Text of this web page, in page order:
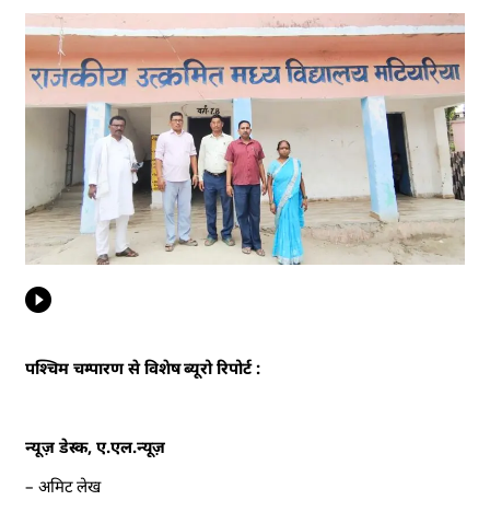
पश्चिम चम्पारण से विशेष ब्यूरो रिपोर्ट :
न्यूज़ डेस्क, ए.एल.न्यूज़
– अमिट लेख